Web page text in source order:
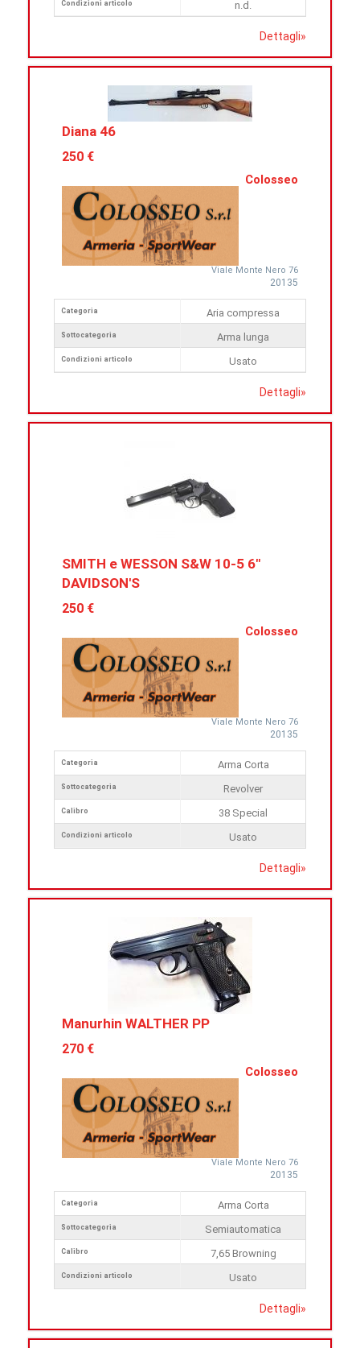
Condizioni articolo n.d.
Dettagli»
Diana 46
250 €
Colosseo
Viale Monte Nero 76
20135
Categoria
Sottocategoria
Condizioni articolo
Aria compressa
Arma lunga
Usato
Dettagli»
SMITH e WESSON S&W 10-5 6"
DAVIDSON'S
250 €
Colosseo
Viale Monte Nero 76
20135
Categoria
Sottocategoria
Calibro
Condizioni articolo
Arma Corta
Revolver
38 Special
Usato
Dettagli»
Manurhin WALTHER PP
270 €
Colosseo
Viale Monte Nero 76
20135
Categoria
Sottocategoria
Calibro
Condizioni articolo
Arma Corta
Semiautomatica
7,65 Browning
Usato
Dettagli»